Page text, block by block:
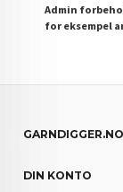
Admin
for eksempel
GARNDIGGER.NO
DIN KONTO